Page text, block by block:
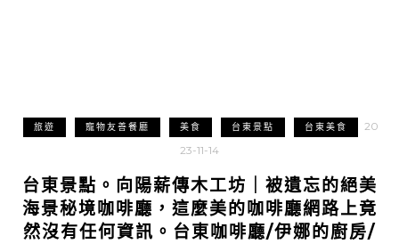
旅遊 寵物友善餐廳 美食 台東景點 台東美食
20
23-11-14
台東景點。向陽薪傳木工坊｜被遺忘的絕美
海景秘境咖啡廳，這麼美的咖啡廳網路上竟
然沒有任何資訊。台東咖啡廳/伊娜的廚房/